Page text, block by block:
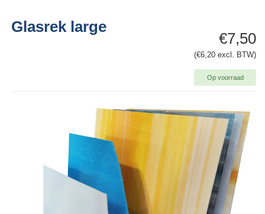
€7,50
(€6,20 excl. BTW)
Op voorraad
Glasrek large